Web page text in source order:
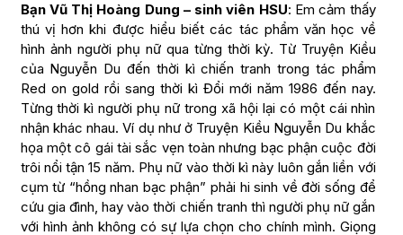
Bạn Vũ Thị Hoàng Dung – sinh viên HSU: Em cảm thấy
thú vị hơn khi được hiểu biết các tác phẩm văn học về
hình ảnh người phụ nữ qua từng thời kỳ. Từ Truyện Kiều
của Nguyễn Du đến thời kì chiến tranh trong tác phẩm
Red on gold rồi sang thời kì Đổi mới năm 1986 đến nay.
Từng thời kì người phụ nữ trong xã hội lại có một cái nhìn
nhận khác nhau. Ví dụ như ở Truyện Kiều Nguyễn Du khắc
họa một cô gái tài sắc vẹn toàn nhưng bạc phận cuộc đời
trôi nổi tận 15 năm. Phụ nữ vào thời kì này luôn gắn liền với
cụm từ “hồng nhan bạc phận” phải hi sinh về đời sống để
cứu gia đình, hay vào thời chiến tranh thì người phụ nữ gắn
với hình ảnh không có sự lựa chọn cho chính mình. Giọng